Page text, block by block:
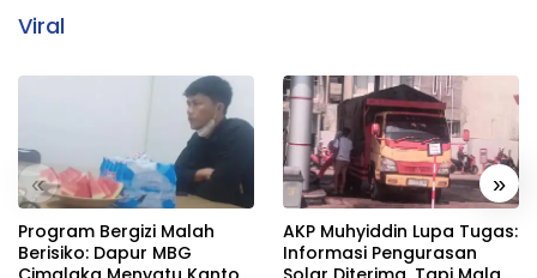
Viral
« »
Program Bergizi Malah
Berisiko: Dapur MBG
AKP Muhyiddin Lupa Tugas:
Informasi Pengurasan